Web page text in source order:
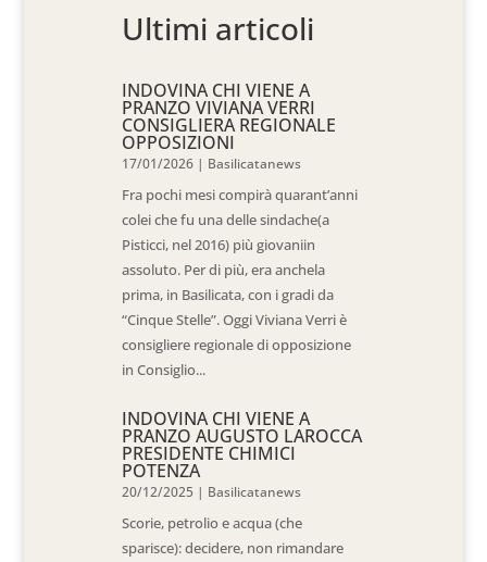
Ultimi articoli
INDOVINA CHI VIENE A
PRANZO VIVIANA VERRI
CONSIGLIERA REGIONALE
OPPOSIZIONI
17/01/2026 | Basilicatanews
Fra pochi mesi compirà quarant’anni
colei che fu una delle sindache(a
Pisticci, nel 2016) più giovaniin
assoluto. Per di più, era anchela
prima, in Basilicata, con i gradi da
“Cinque Stelle”. Oggi Viviana Verri è
consigliere regionale di opposizione
in Consiglio...
INDOVINA CHI VIENE A
PRANZO AUGUSTO LAROCCA
PRESIDENTE CHIMICI
POTENZA
20/12/2025 | Basilicatanews
Scorie, petrolio e acqua (che
sparisce): decidere, non rimandare